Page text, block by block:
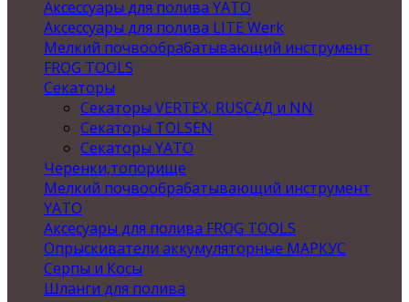
Аксессуары для полива YATO
Аксессуары для полива LITE Werk
Мелкий почвообрабатывающий инструмент
FROG TOOLS
Секаторы
Секаторы VERTEX, RUSСАД и NN
Секаторы TOLSEN
Секаторы YATO
Черенки,топорище
Мелкий почвообрабатывающий инструмент
YATO
Аксесуары для полива FROG TOOLS
Опрыскиватели аккумуляторные МАРКУС
Серпы и Косы
Шланги для полива